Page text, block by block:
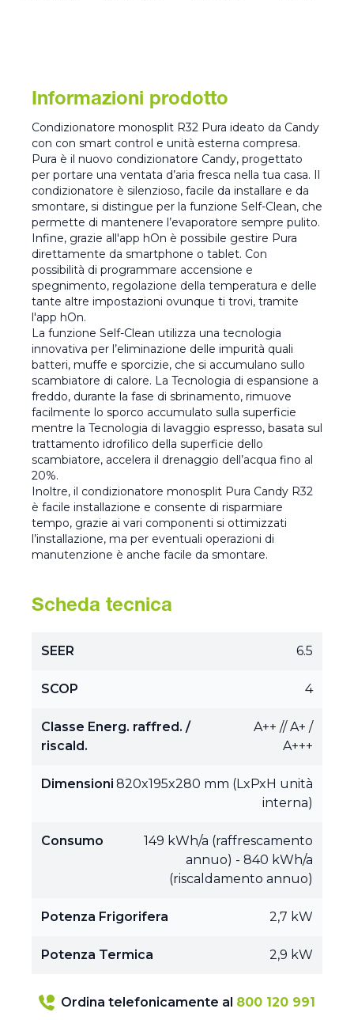
Informazioni prodotto
Condizionatore monosplit R32 Pura ideato da Candy
con con smart control e unità esterna compresa.
Pura è il nuovo condizionatore Candy, progettato
per portare una ventata d’aria fresca nella tua casa. Il
condizionatore è silenzioso, facile da installare e da
smontare, si distingue per la funzione Self-Clean, che
permette di mantenere l’evaporatore sempre pulito.
Infine, grazie all'app hOn è possibile gestire Pura
direttamente da smartphone o tablet. Con
possibilità di programmare accensione e
spegnimento, regolazione della temperatura e delle
tante altre impostazioni ovunque ti trovi, tramite
l'app hOn.
La funzione Self-Clean utilizza una tecnologia
innovativa per l’eliminazione delle impurità quali
batteri, muffe e sporcizie, che si accumulano sullo
scambiatore di calore. La Tecnologia di espansione a
freddo, durante la fase di sbrinamento, rimuove
facilmente lo sporco accumulato sulla superficie
mentre la Tecnologia di lavaggio espresso, basata sul
trattamento idrofilico della superficie dello
scambiatore, accelera il drenaggio dell’acqua fino al
20%.
Inoltre, il condizionatore monosplit Pura Candy R32
è facile installazione e consente di risparmiare
tempo, grazie ai vari componenti si ottimizzati
l’installazione, ma per eventuali operazioni di
manutenzione è anche facile da smontare.
Scheda tecnica
SEER 6.5
SCOP 4
Classe Energ. raffred. /
riscald.
A++ // A+ /
A+++
Dimensioni 820x195x280 mm (LxPxH unità
interna)
Consumo
149 kWh/a (raffrescamento
annuo) - 840 kWh/a
(riscaldamento annuo)
Potenza Frigorifera 2,7 kW
Potenza Termica 2,9 kW
Ordina telefonicamente al 800 120 991